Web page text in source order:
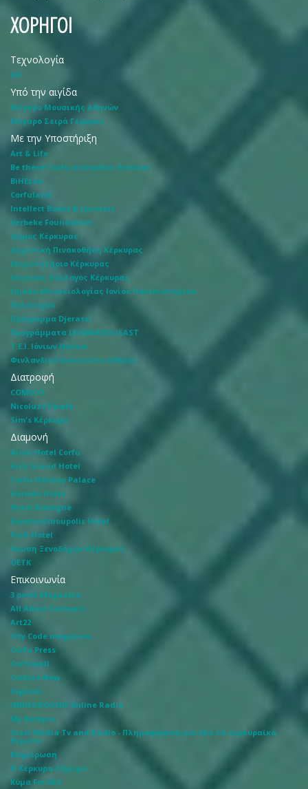
ΧΟΡΗΓΟΙ
Τεχνολογία
HP
Υπό την αιγίδα
Μέγαρο Μουσικής Αθηνών
Μέγαρο Σειρά Γέφυρες
Με την Υποστήριξη
Art & Life
Be there! Corfu animation Festival
BiHELab
Corfuland
Intellect Books & Journals
Verbeke Foundation
Δήμος Κέρκυρας
Δημοτική Πινακοθήκη Κέρκυρας
Επιμελητήριο Κέρκυρας
Ιατρικός Σύλλογος Κέρκυρας
Ομάδα Μουσειολογίας Ιονίου Πανεπιστημίου
Πολύτεχνο
Πρόγραμμα Djerassi
Προγράμματα LEONARDO/ISAST
Τ.Ε.Ι. Ιόνιων Νήσων
Φινλανδικό Ινστιτούτο Αθήνας
Διατροφή
COMECO
Nicoluzo Estate
Sim's Κέρκυρα
Διαμονή
Arion Hotel Corfu
Ariti Grand Hotel
Corfu Holiday Palace
Hermes Hotel
Hotel Bretagne
Konstantinoupolis Hotel
Park Hotel
Ένωση Ξενοδόχων Κέρκυρας
ΟΕΤΚ
Επικοινωνία
3 point Magazine
All About Festivals
Art22
City Code magazine
Corfu Press
Corfuwall
Culture Now
Digicult
INDIEGROUND Online Radio
My Kerkyra
Start Media Tv and Radio - Πληροφόρηση για όλα τα κερκυραϊκά
θέματα
Ενημέρωση
Η Κέρκυρα Σήμερα
Κύμα Fm 90.3